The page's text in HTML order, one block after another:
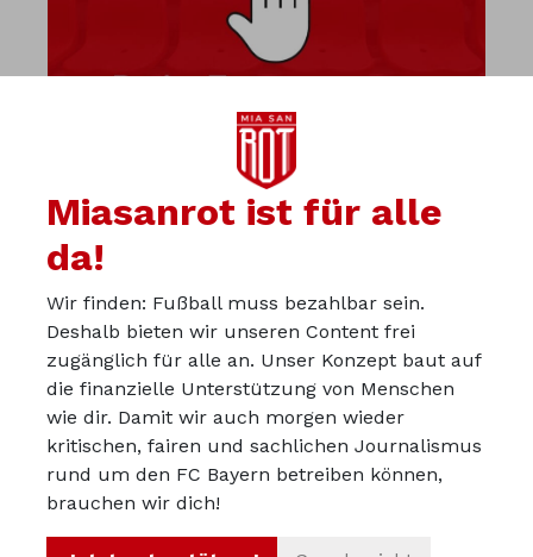
Diskutiere mit uns in der
Miasanrot-Kurve
kurve.miasanrot.de
Werbepartner werden
Miasanrot ist für alle
da!
Wir finden: Fußball muss bezahlbar sein.
Deshalb bieten wir unseren Content frei
zugänglich für alle an. Unser Konzept baut auf
die finanzielle Unterstützung von Menschen
wie dir. Damit wir auch morgen wieder
kritischen, fairen und sachlichen Journalismus
rund um den FC Bayern betreiben können,
brauchen wir dich!